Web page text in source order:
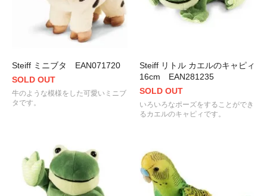
Steiff ミニブタ EAN071720
SOLD OUT
牛のような模様をした可愛いミニブ
タです。
Steiff リトル カエルのキャピィ
16cm EAN281235
SOLD OUT
いろいろなポーズをすることができ
るカエルのキャピィです。